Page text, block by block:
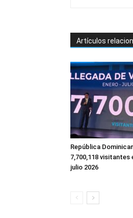
Artículos
República
7,700,118 visitantes
julio 2026